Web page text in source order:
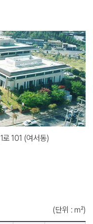
로 101 (여서동)
(단위 : ㎡)